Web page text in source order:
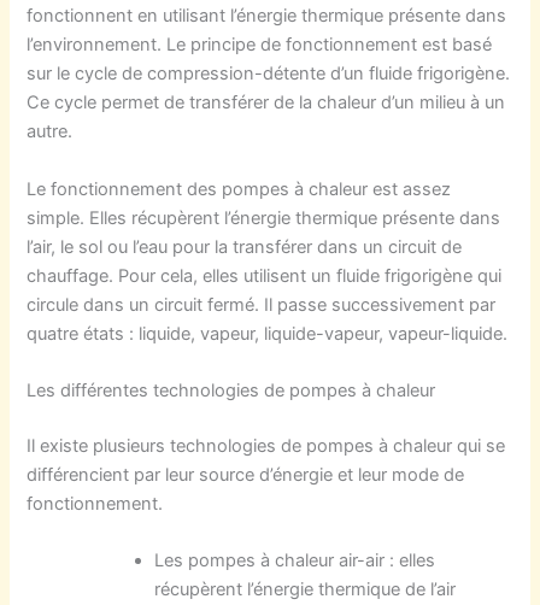
fonctionnent en utilisant l’énergie thermique présente dans
l’environnement. Le principe de fonctionnement est basé
sur le cycle de compression-détente d’un fluide frigorigène.
Ce cycle permet de transférer de la chaleur d’un milieu à un
autre.
Le fonctionnement des pompes à chaleur est assez
simple. Elles récupèrent l’énergie thermique présente dans
l’air, le sol ou l’eau pour la transférer dans un circuit de
chauffage. Pour cela, elles utilisent un fluide frigorigène qui
circule dans un circuit fermé. Il passe successivement par
quatre états : liquide, vapeur, liquide-vapeur, vapeur-liquide.
Les différentes technologies de pompes à chaleur
Il existe plusieurs technologies de pompes à chaleur qui se
différencient par leur source d’énergie et leur mode de
fonctionnement.
Les pompes à chaleur air-air : elles
récupèrent l’énergie thermique de l’air